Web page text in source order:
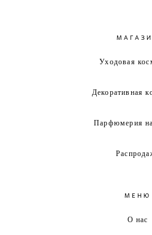
Уходовая
Декоративная
Парфюмерия
МЕНЮ
О нас